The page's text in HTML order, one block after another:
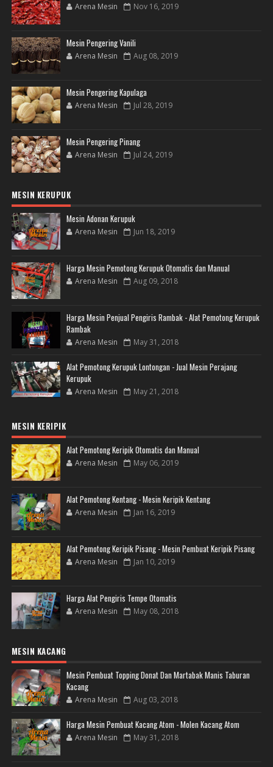
Arena Mesin Nov 16, 2019
Mesin Pengering Vanili
Arena Mesin Aug 08, 2019
Mesin Pengering Kapulaga
Arena Mesin Jul 28, 2019
Mesin Pengering Pinang
Arena Mesin Jul 24, 2019
MESIN KERUPUK
Mesin Adonan Kerupuk
Arena Mesin Jun 18, 2019
Harga Mesin Pemotong Kerupuk Otomatis dan Manual
Arena Mesin Aug 09, 2018
Harga Mesin Penjual Pengiris Rambak - Alat Pemotong Kerupuk
Rambak
Arena Mesin May 31, 2018
Alat Pemotong Kerupuk Lontongan - Jual Mesin Perajang
Kerupuk
Arena Mesin May 21, 2018
MESIN KERIPIK
Alat Pemotong Keripik Otomatis dan Manual
Arena Mesin May 06, 2019
Alat Pemotong Kentang - Mesin Keripik Kentang
Arena Mesin Jan 16, 2019
Alat Pemotong Keripik Pisang - Mesin Pembuat Keripik Pisang
Arena Mesin Jan 10, 2019
Harga Alat Pengiris Tempe Otomatis
Arena Mesin May 08, 2018
MESIN KACANG
Mesin Pembuat Topping Donat Dan Martabak Manis Taburan
Kacang
Arena Mesin Aug 03, 2018
Harga Mesin Pembuat Kacang Atom - Molen Kacang Atom
Arena Mesin May 31, 2018